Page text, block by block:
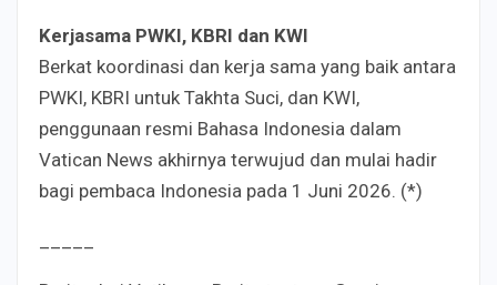
Kerjasama PWKI, KBRI dan KWI
Berkat koordinasi dan kerja sama yang baik antara
PWKI, KBRI untuk Takhta Suci, dan KWI,
penggunaan resmi Bahasa Indonesia dalam
Vatican News akhirnya terwujud dan mulai hadir
bagi pembaca Indonesia pada 1 Juni 2026. (*)